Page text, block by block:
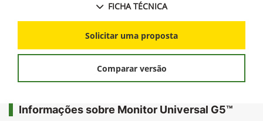
FICHA TÉCNICA
Solicitar uma proposta
Comparar versão
Informações sobre Monitor Universal G5™